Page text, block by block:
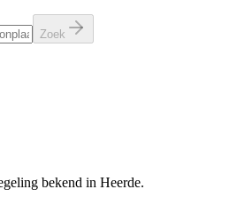
Zoek
bekend in Heerde.